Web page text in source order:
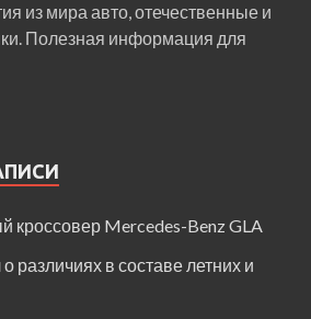
из мира авто, отечественные и
Полезная информация для
кроссовер Mercedes-Benz GLA
различиях в составе летних и